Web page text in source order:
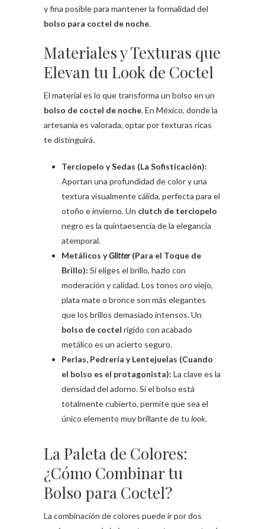
y fina posible para mantener la formalidad del
bolso para coctel de noche.
Materiales y Texturas que
Elevan tu Look de Coctel
El material es lo que transforma un bolso en un
bolso de coctel de noche. En México, donde la
artesanía es valorada, optar por texturas ricas
te distinguirá.
Terciopelo y Sedas (La Sofisticación):
Aportan una profundidad de color y una
textura visualmente cálida, perfecta para el
otoño e invierno. Un clutch de terciopelo
negro es la quintaesencia de la elegancia
atemporal.
Metálicos yGlitter(Para el Toque de
Brillo): Si eliges el brillo, hazlo con
moderación y calidad. Los tonos oro viejo,
plata mate o bronce son más elegantes
que los brillos demasiado intensos. Un
bolso de coctel rígido con acabado
metálico es un acierto seguro.
Perlas, Pedrería y Lentejuelas (Cuando
el bolso es el protagonista): La clave es la
densidad del adorno. Si el bolso está
totalmente cubierto, permite que sea el
único elemento muy brillante de tu look.
La Paleta de Colores:
¿Cómo Combinar tu
Bolso para Coctel?
La combinación de colores puede ir por dos